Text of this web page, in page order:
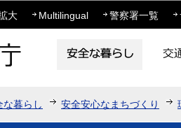
大 Multilingual 警察署一覧
な暮らし 安全安心なまちづくり